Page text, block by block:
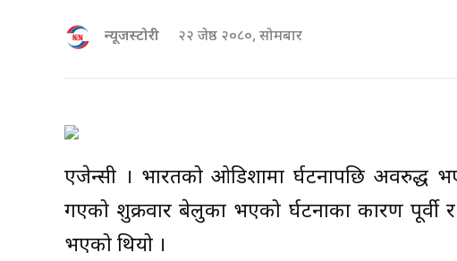
न्यूजस्टोरी २२ जेष्ठ २०८०, सोमबार
एजेन्सी । भारतको ओडिशामा दुर्घटनापछि
गएको शुक्रवार बेलुका भएको दुर्घटनाका कारण
भएको थियो ।